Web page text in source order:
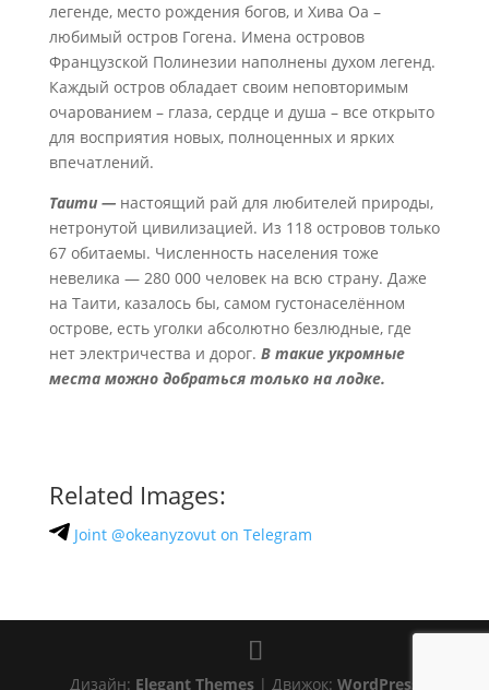
легенде, место рождения богов, и Хива Оа –
любимый остров Гогена. Имена островов
Французской Полинезии наполнены духом легенд.
Каждый остров обладает своим неповторимым
очарованием – глаза, сердце и душа – все открыто
для восприятия новых, полноценных и ярких
впечатлений.
Таити —настоящий рай для любителей природы,
нетронутой цивилизацией. Из 118 островов только
67 обитаемы. Численность населения тоже
невелика — 280 000 человек на всю страну. Даже
на Таити, казалось бы, самом густонаселённом
острове, есть уголки абсолютно безлюдные, где
нет электричества и дорог. В такие укромные
места можно добраться только на лодке.
Related Images:
Joint @okeanyzovut on Telegram
Дизайн: Elegant Themes| Движок: WordPress